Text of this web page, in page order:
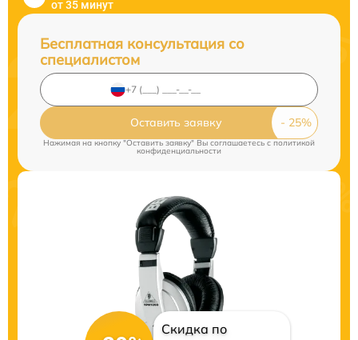
от 35 минут
Бесплатная консультация со
специалистом
Оставить заявку
Нажимая на кнопку "Оставить заявку" Вы соглашаетесь cполитикой
конфиденциальности
Скидка по